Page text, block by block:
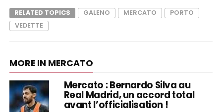
RELATED TOPICS GALENO MERCATO
PORTO
VEDETTE
MORE IN MERCATO
Mercato : Bernardo Silva au
Real Madrid, un accord total
avant l’officialisation !